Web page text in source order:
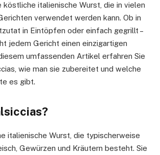
köstliche italienische Wurst, die in vielen
verwendet werden kann. Ob in
in Eintöpfen oder einfach gegrillt –
jedem Gericht einen einzigartigen
umfassenden Artikel erfahren Sie
wie man sie zubereitet und welche
es gibt.
italienische Wurst, die typischerweise
Gewürzen und Kräutern besteht. Sie